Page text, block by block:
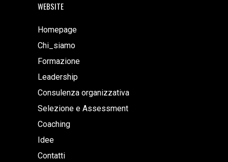
WEBSITE
Homepage
Chi_siamo
Formazione
Leadership
Consulenza organizzativa
Selezione e Assessment
Coaching
Idee
Contatti